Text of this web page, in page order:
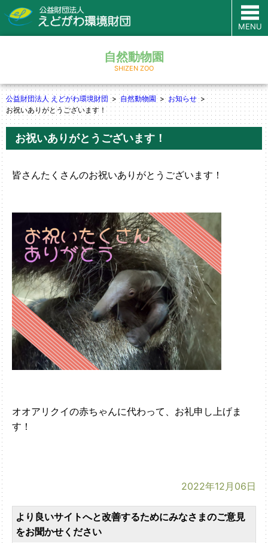
MENU
自然動物園
SHIZEN ZOO
公益財団法人 えどがわ環境財団 自然動物園
お知らせ
お祝いありがとうございます！
お祝いありがとうございます！
皆さんたくさんのお祝いありがとうございます！
オオアリクイの赤ちゃんに代わって、お礼申し上げま
す！
2022年12月06日
より良いサイトへと改善するためにみなさまのご意見
をお聞かせください